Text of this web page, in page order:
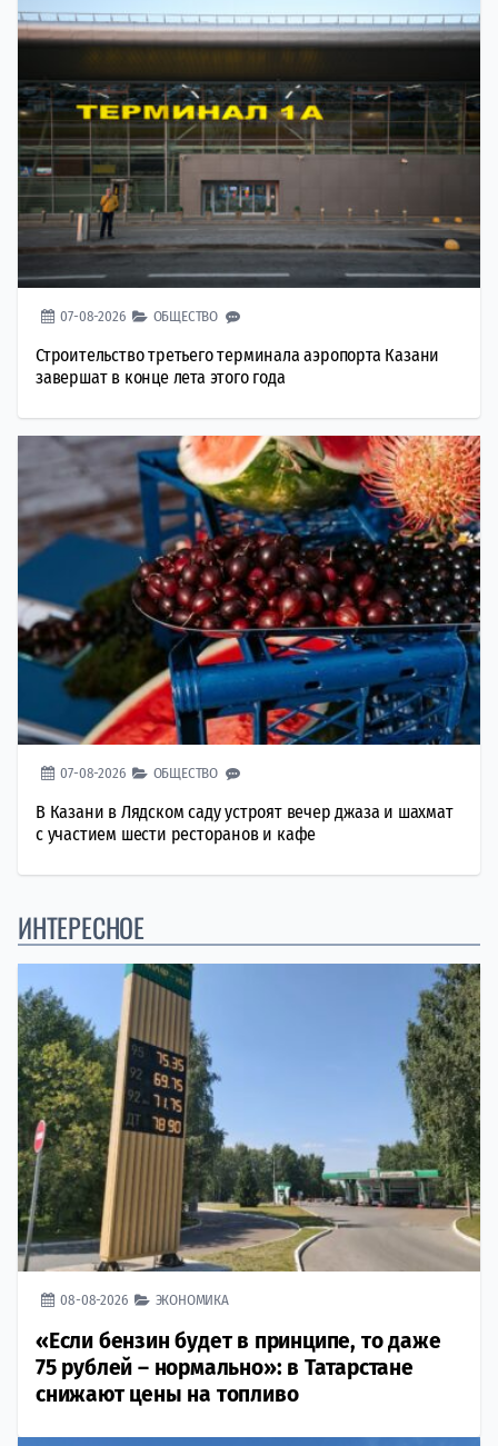
07-08-2026 ОБЩЕСТВО
Строительство третьего терминала аэропорта Казани
завершат в конце лета этого года
07-08-2026 ОБЩЕСТВО
В Казани в Лядском саду устроят вечер джаза и шахмат
с участием шести ресторанов и кафе
ИНТЕРЕСНОЕ
08-08-2026 ЭКОНОМИКА
«Если бензин будет в принципе, то даже
75 рублей – нормально»: в Татарстане
снижают цены на топливо